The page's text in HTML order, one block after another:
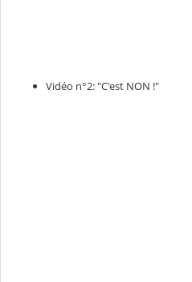
Vidéo n°2: "C'est NON !"